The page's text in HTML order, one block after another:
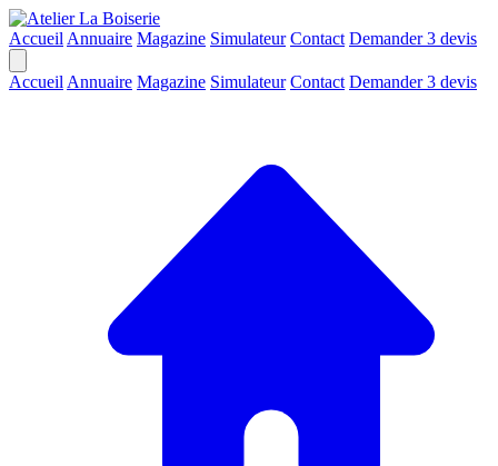
Accueil Annuaire Magazine Simulateur Contact Demander 3 devis
Accueil Annuaire Magazine Simulateur Contact Demander 3 devis